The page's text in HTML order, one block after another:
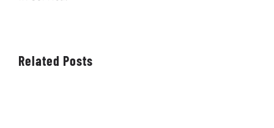
Related Posts